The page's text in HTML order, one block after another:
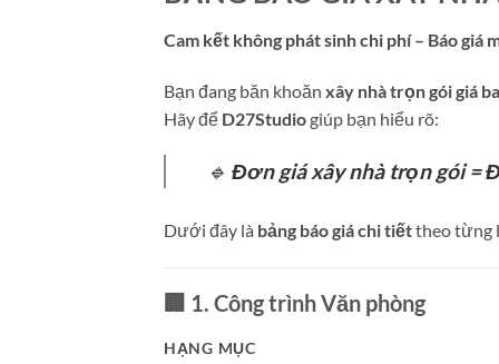
Cam kết không phát sinh chi phí – Báo giá
Bạn đang băn khoăn xây nhà trọn gói giá
Hãy để D27Studiogiúp bạn hiểu rõ:
🔹 Đơn giá xây nhà trọn gói =
Dưới đây là bảng báo giá chi tiếttheo từng
🏢 1. Công trình Văn phòng
HẠNG MỤC